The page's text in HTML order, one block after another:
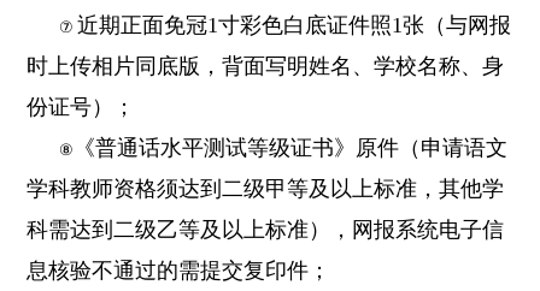
⑦近期正面免冠1寸彩色白底证件照1张（与网报
时上传相片同底版，背面写明姓名、学校名称、身
份证号）；
⑧
《普通话水平测试等级证书》原件（申请语文
学科教师资格须达到二级甲等及以上标准，其他学
科需达到二级乙等及以上标准），网报系统电子信
息核验不通过的需提交复印件；